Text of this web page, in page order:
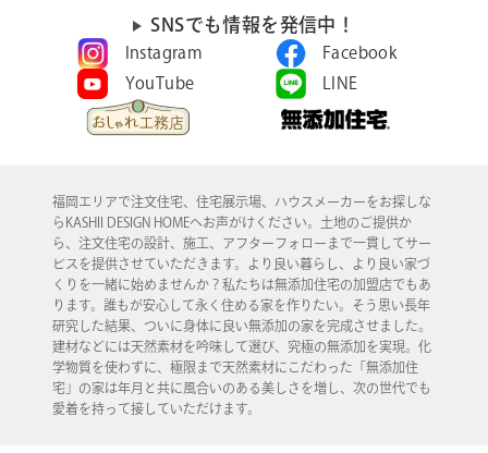
SNSでも情報を発信中！
Instagram
Facebook
YouTube
LINE
福岡エリアで注文住宅、住宅展示場、ハウスメーカーをお探しな
らKASHII DESIGN HOMEへお声がけください。土地のご提供か
ら、注文住宅の設計、施工、アフターフォローまで一貫してサー
ビスを提供させていただきます。より良い暮らし、より良い家づ
くりを一緒に始めませんか？私たちは無添加住宅の加盟店でもあ
ります。誰もが安心して永く住める家を作りたい。そう思い長年
研究した結果、ついに身体に良い無添加の家を完成させました。
建材などには天然素材を吟味して選び、究極の無添加を実現。化
学物質を使わずに、極限まで天然素材にこだわった「無添加住
宅」の家は年月と共に風合いのある美しさを増し、次の世代でも
愛着を持って接していただけます。